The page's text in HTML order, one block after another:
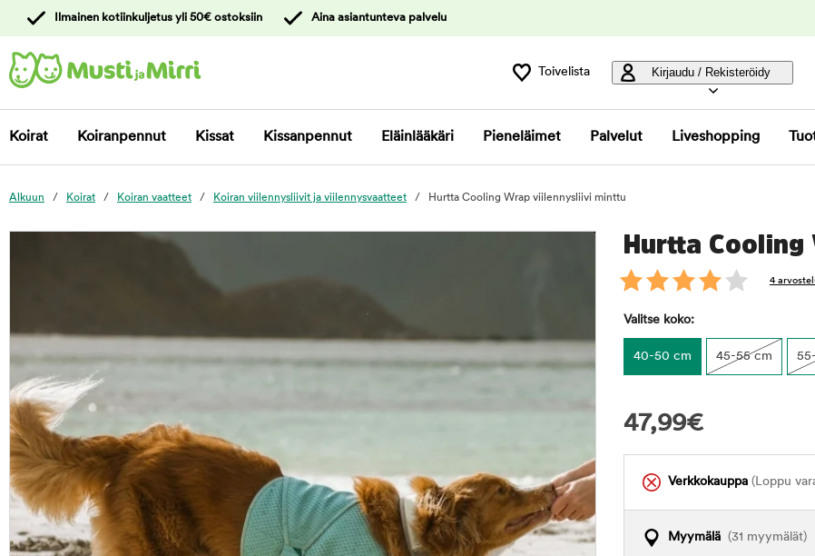
asiakaspalveluun
Ilmainen kotiinkuljetus yli 50€ ostoksiin Aina asiantunteva palvelu
Toivelista Kirjaudu / Rekisteröidy
Koirat Koiranpennut Kissat Kissanpennut Eläinlääkäri Pieneläimet Palvelut Liveshopping
Alkuun Koirat Koiran vaatteet Koiran viilennysliivit ja viilennysvaatteet Hurtta Cooling Wrap viilennysliivi minttu
Hurtta
4
Valitse koko:
40-50 cm 45-55 cm
47,99€
Verkkokauppa (Loppu
Myymälä (31 myymälät)